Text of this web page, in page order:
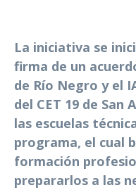
La iniciativa se
firma de un
de Río Negro y el
del CET 19 de San
las escuelas
programa, el cual
formación
prepararlos a las